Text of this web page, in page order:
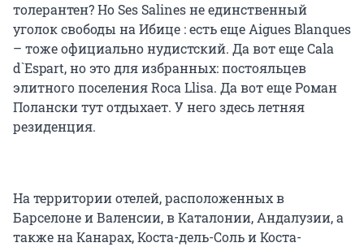
толерантен? Но Ses Salines не единственный
уголок свободы на Ибице : есть еще Aigues Blanques
– тоже официально нудистский. Да вот еще Cala
d`Espart, но это для избранных: постояльцев
элитного поселения Roca Llisa. Да вот еще Роман
Полански тут отдыхает. У него здесь летняя
резиденция.
На территории отелей, расположенных в
Барселоне и Валенсии, в Каталонии, Андалузии, а
также на Канарах, Коста-дель-Соль и Коста-